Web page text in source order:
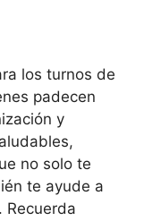
los turnos de
padecen
y
no solo te
te ayude a
Recuerda